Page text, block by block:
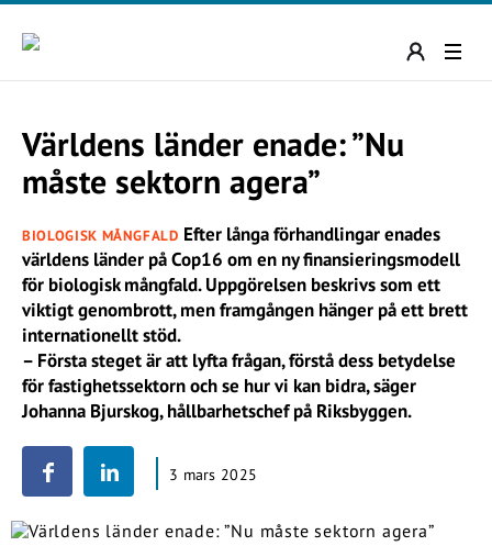
Världens länder enade: ”Nu
måste sektorn agera”
BIOLOGISK MÅNGFALD Efter långa förhandlingar enades
världens länder på Cop16 om en ny finansieringsmodell
för biologisk mångfald. Uppgörelsen beskrivs som ett
viktigt genombrott, men framgången hänger på ett brett
internationellt stöd.
– Första steget är att lyfta frågan, förstå dess betydelse
för fastighetssektorn och se hur vi kan bidra, säger
Johanna Bjurskog, hållbarhetschef på Riksbyggen.
3 mars 2025